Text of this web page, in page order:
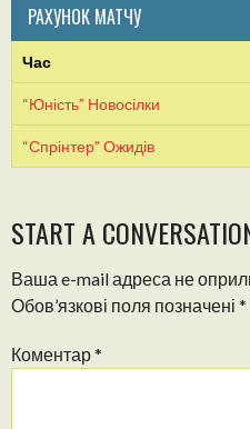
РАХУНОК МАТЧУ
Час
“Юність” Новосілки
“Спрінтер” Ожидів
START A
Ваша e-mail адреса не
Обов’язкові поля позначені *
Коментар*